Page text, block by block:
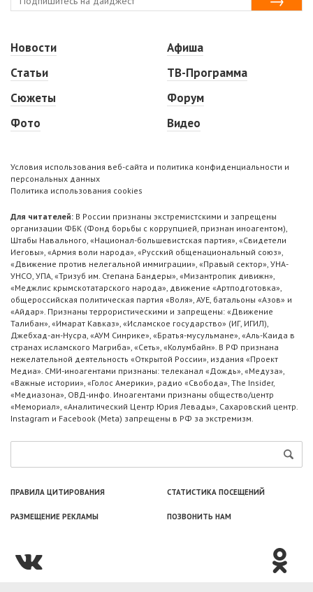
Новости
Статьи
Сюжеты
Фото
Афиша
ТВ-Программа
Форум
Видео
Условия использования веб-сайта и политика конфиденциальности и
персональных данных
Политика использования cookies
Для читателей: В России признаны экстремистскими и запрещены
организации ФБК (Фонд борьбы с коррупцией, признан иноагентом),
Штабы Навального, «Национал-большевистская партия», «Свидетели
Иеговы», «Армия воли народа», «Русский общенациональный союз»,
«Движение против нелегальной иммиграции», «Правый сектор», УНА-
УНСО, УПА, «Тризуб им. Степана Бандеры», «Мизантропик дивижн»,
«Меджлис крымскотатарского народа», движение «Артподготовка»,
общероссийская политическая партия «Воля», АУЕ, батальоны «Азов» и
«Айдар». Признаны террористическими и запрещены: «Движение
Талибан», «Имарат Кавказ», «Исламское государство» (ИГ, ИГИЛ),
Джебхад-ан-Нусра, «АУМ Синрике», «Братья-мусульмане», «Аль-Каида в
странах исламского Магриба», «Сеть», «Колумбайн». В РФ признана
нежелательной деятельность «Открытой России», издания «Проект
Медиа». СМИ-иноагентами признаны: телеканал «Дождь», «Медуза»,
«Важные истории», «Голос Америки», радио «Свобода», The Insider,
«Медиазона», ОВД-инфо. Иноагентами признаны общество/центр
«Мемориал», «Аналитический Центр Юрия Левады», Сахаровский центр.
Instagram и Facebook (Metа) запрещены в РФ за экстремизм.
ПРАВИЛА ЦИТИРОВАНИЯ СТАТИСТИКА ПОСЕЩЕНИЙ
РАЗМЕЩЕНИЕ РЕКЛАМЫ ПОЗВОНИТЬ НАМ